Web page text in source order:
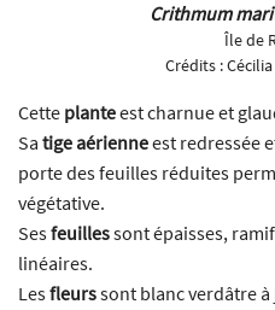
Crithmum
Île de
Crédits :
Cette planteest charnue et
Sa tige aérienneest redressée
porte des feuilles réduites
végétative.
Sesfeuillessont épaisses,
linéaires.
Lesfleurssont blanc verdâtre